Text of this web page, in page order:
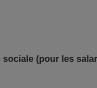
(pour les